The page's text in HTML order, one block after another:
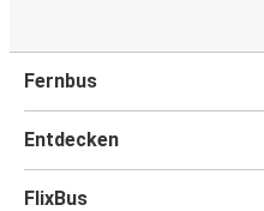
Fernbus
Entdecken
FlixBus